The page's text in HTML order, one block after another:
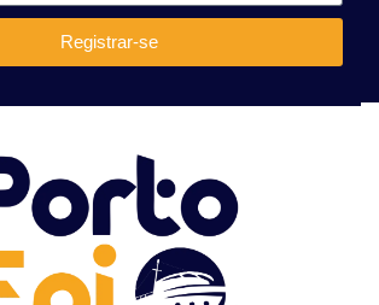
Registrar-se